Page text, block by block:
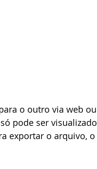
o outro via web ou
pode ser visualizado
exportar o arquivo, o